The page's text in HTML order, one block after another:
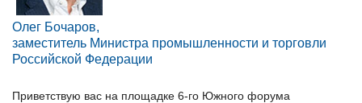
Олег Бочаров,
заместитель Министра промышленности и торговли
Российской Федерации
Приветствую вас на площадке 6-го Южного форума